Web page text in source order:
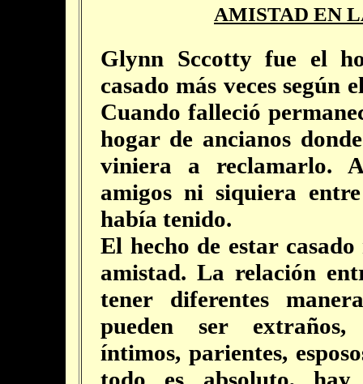
AMISTAD EN
Glynn Sccotty fue el
casado más veces según
Cuando falleció
hogar de ancianos
viniera a reclamarlo.
amigos ni siquiera
había tenido.
El hecho de estar
amistad. La relación
tener diferentes
pueden ser extraños,
íntimos, parientes,